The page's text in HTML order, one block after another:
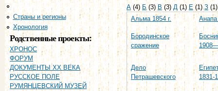
События
Страны и регионы
Хронология
Родственные проекты:
ХРОНОС
ФОРУМ
ДОКУМЕНТЫ XX ВЕКА
РУССКОЕ ПОЛЕ
РУМЯНЦЕВСКИЙ МУЗЕЙ
А(4)Б(3)В(3) Д(1)Е(1)З
Альма 1854 г.
Анапа
Бородинское
сражение
Дело
Петрашевского
1831-